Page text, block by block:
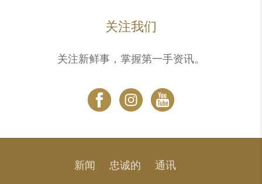
关注我们
关注新鲜事，掌握第一手资讯。
新闻 忠诚的 通讯